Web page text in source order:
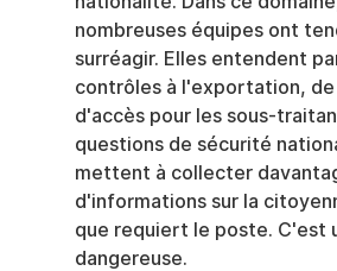
nombreuses équipes ont
surréagir. Elles entendent
contrôles à l'exportation,
d'accès pour les sous-
questions de sécurité
mettent à collecter
d'informations sur la
que requiert le poste. C'est
dangereuse.